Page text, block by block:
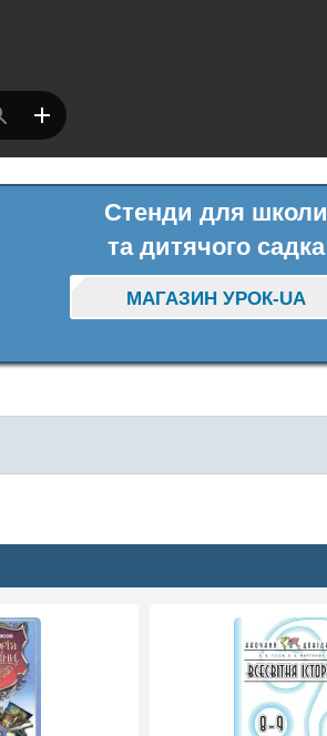
Стенди для школи
та дитячого садка
МАГАЗИН УРОК-UA